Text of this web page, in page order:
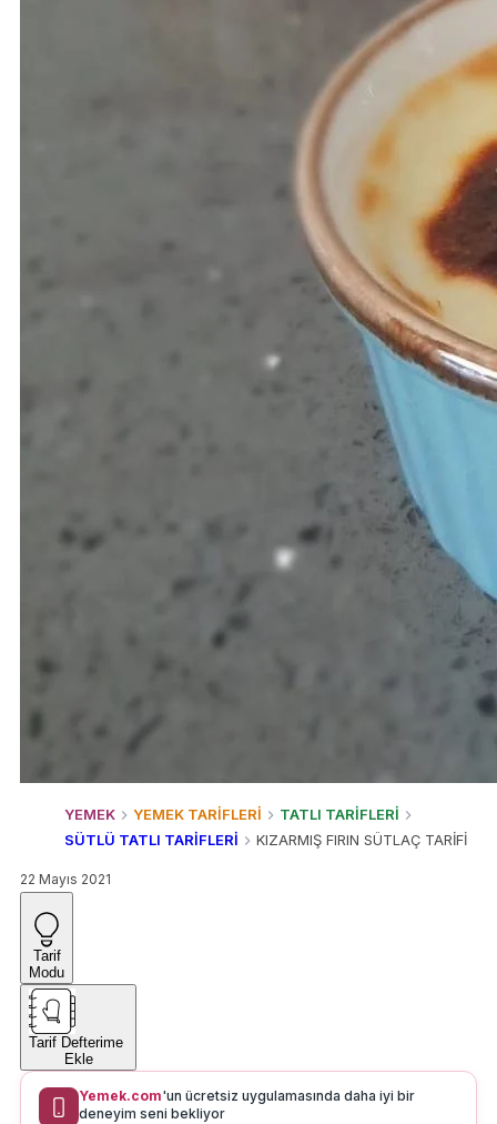
YEMEK YEMEK TARİFLERİ
TATLI TARİFLERİ
SÜTLÜ TATLI TARİFLERİ
KIZARMIŞ FIRIN SÜTLAÇ TARİFİ
22 Mayıs 2021
Tarif
Modu
Tarif Defterime
Ekle
Yemek.com'un ücretsiz uygulamasında daha iyi bir
deneyim seni bekliyor